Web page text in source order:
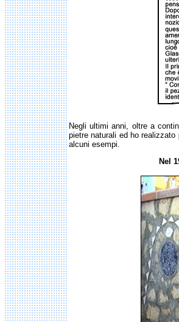
Negli ultimi anni, oltre a
pietre naturali ed ho
alcuni esempi.
Nel